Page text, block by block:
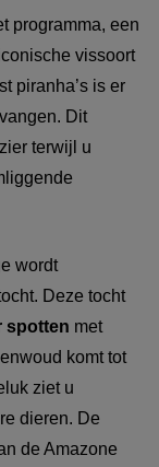
programma, een
vissoort
piranha’s is er
Dit
terwijl u
wordt
Deze tocht
spotten met
komt tot
ziet u
dieren. De
de Amazone